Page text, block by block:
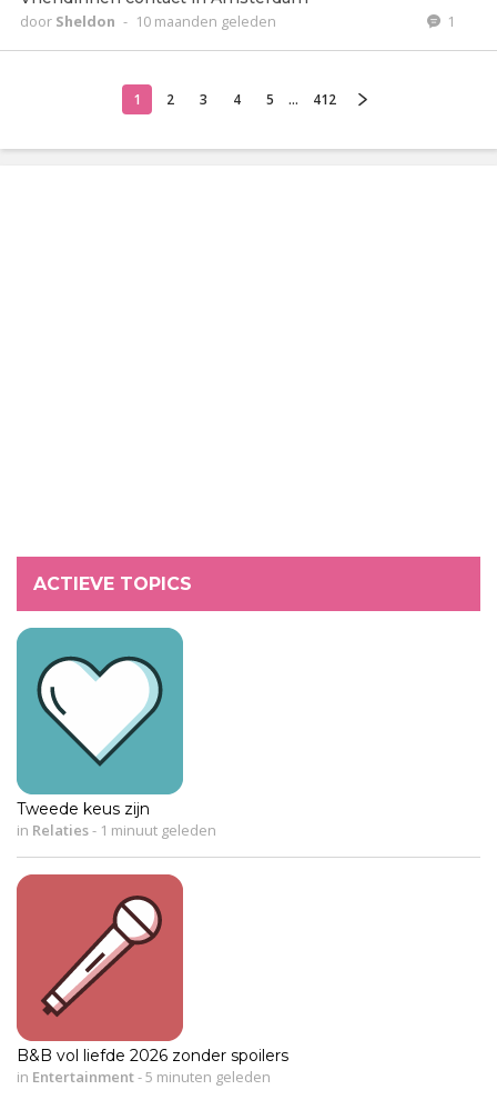
door Sheldon - 10 maanden geleden 1
1 2 3 4 5 ... 412
ACTIEVE TOPICS
Tweede keus zijn
in Relaties- 1 minuut geleden
B&B vol liefde 2026 zonder spoilers
in Entertainment-5 minuten geleden